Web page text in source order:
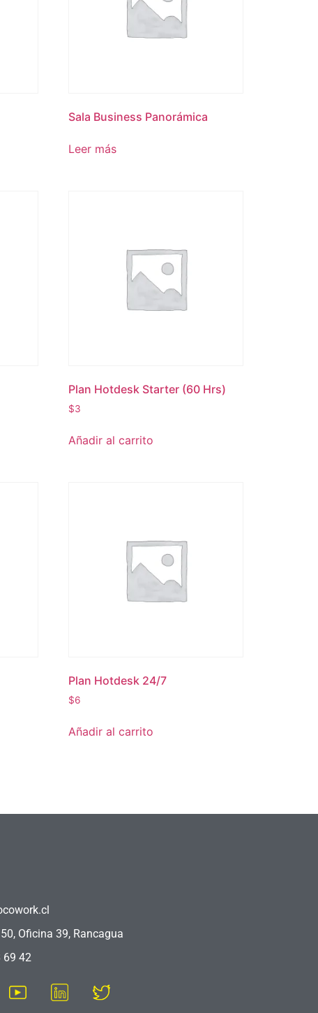
Sala Business Panorámica
Leer más
Plan Hotdesk Starter (60 Hrs)
$3
Añadir al carrito
Plan Hotdesk 24/7
$6
Añadir al carrito
Oficina 39, Rancagua
69 42